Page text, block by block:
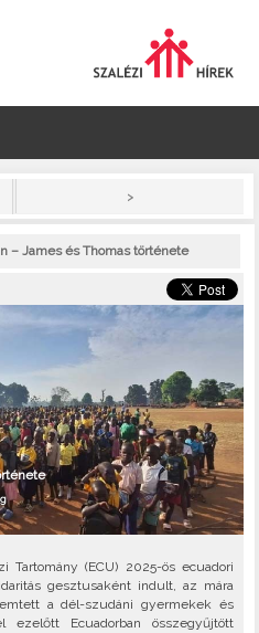
>
– James és Thomas története
(ECU) 2025-ös ecuadori
gesztusaként indult, az mára
a dél-szudáni gyermekek és
Ecuadorban összegyűjtött